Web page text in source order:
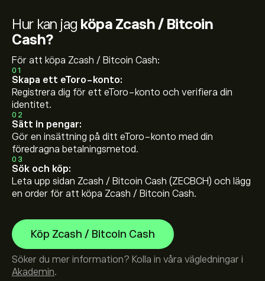
Hur kan jag köpa Zcash / Bitcoin
Cash?
För att köpa Zcash / Bitcoin Cash:
01
Skapa ett eToro-konto:
Registrera dig för ett eToro-konto och verifiera din
identitet.
02
Sätt in pengar:
Gör en insättning på ditt eToro-konto med din
föredragna betalningsmetod.
03
Sök och köp:
Leta upp sidan Zcash / Bitcoin Cash (ZECBCH) och lägg
en order för att köpa Zcash / Bitcoin Cash.
Köp Zcash / Bitcoin Cash
Söker du mer information? Kolla in våra vägledningar i
Akademin.